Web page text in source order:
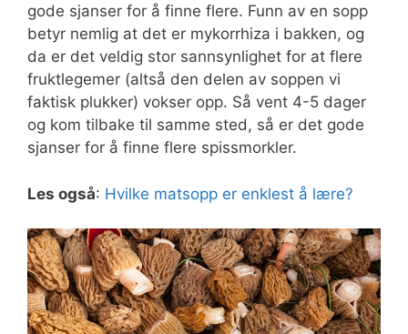
gode sjanser for å finne flere. Funn av en sopp
betyr nemlig at det er mykorrhiza i bakken, og
da er det veldig stor sannsynlighet for at flere
fruktlegemer (altså den delen av soppen vi
faktisk plukker) vokser opp. Så vent 4-5 dager
og kom tilbake til samme sted, så er det gode
sjanser for å finne flere spissmorkler.
Les også: Hvilke matsopp er enklest å lære?